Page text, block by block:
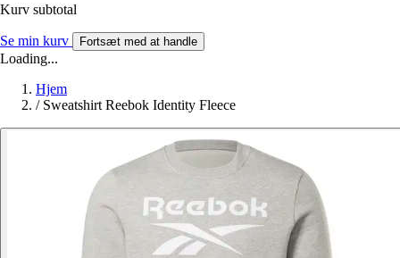
Kurv subtotal
Se min kurv Fortsæt med at handle
Loading...
Hjem
/ Sweatshirt Reebok Identity Fleece